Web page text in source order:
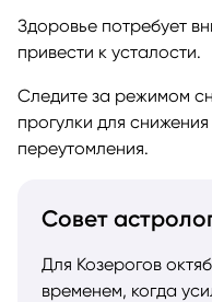
Здоровье потребует
привести к усталости.
Следите за режимом
прогулки для
переутомления.
Совет
Для Козерогов
временем, когда